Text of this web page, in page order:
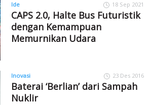
Ide 18 Sep 2021
CAPS 2.0, Halte Bus Futuristik
dengan Kemampuan
Memurnikan Udara
Inovasi 23 Des 2016
Baterai ‘Berlian’ dari Sampah
Nuklir